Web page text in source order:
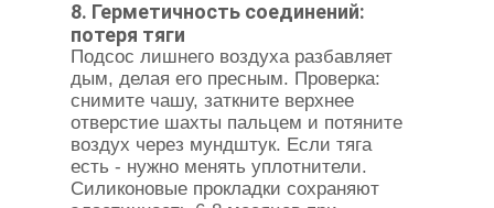
8. Герметичность соединений:
потеря тяги
Подсос лишнего воздуха разбавляет
дым, делая его пресным. Проверка:
снимите чашу, заткните верхнее
отверстие шахты пальцем и потяните
воздух через мундштук. Если тяга
есть - нужно менять уплотнители.
Силиконовые прокладки сохраняют